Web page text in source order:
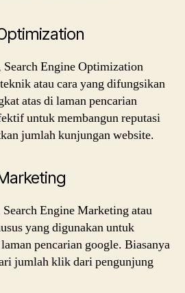
Engine Optimization
atau cara yang difungsikan
atas di laman pencarian
untuk membangun reputasi
jumlah kunjungan website.
Engine Marketing atau
yang digunakan untuk
pencarian google. Biasanya
jumlah klik dari pengunjung